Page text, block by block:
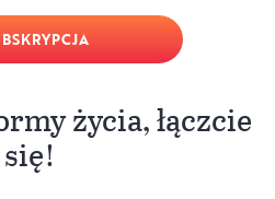
życia, łączcie
się!